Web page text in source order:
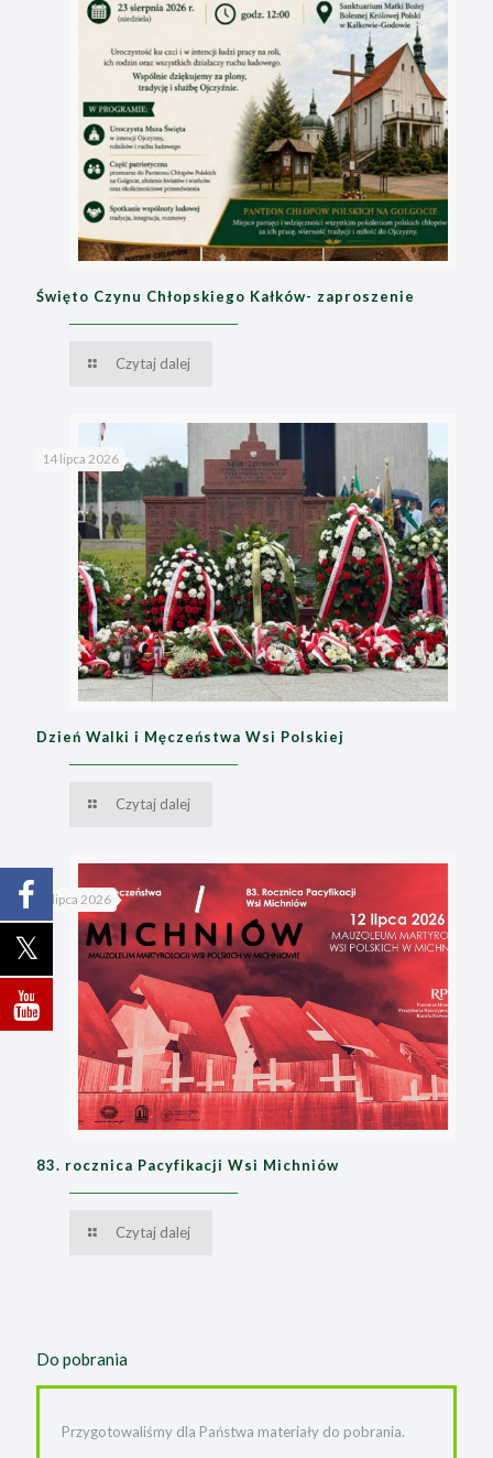
Święto Czynu Chłopskiego Kałków- zaproszenie
Czytaj dalej
14 lipca 2026
Dzień Walki i Męczeństwa Wsi Polskiej
Czytaj dalej
8 lipca 2026
83. rocznica Pacyfikacji Wsi Michniów
Czytaj dalej
Do pobrania
Przygotowaliśmy dla Państwa materiały do pobrania.